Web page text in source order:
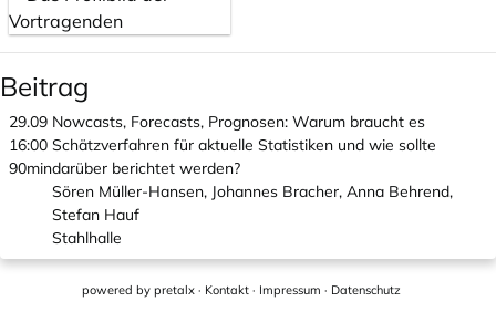
Beitrag
29.09
16:00
90min
Nowcasts, Forecasts, Prognosen: Warum braucht es
Schätzverfahren für aktuelle Statistiken und wie sollte
darüber berichtet werden?
Sören Müller-Hansen, Johannes Bracher, Anna Behrend,
Stefan Hauf
Stahlhalle
powered by pretalx · Kontakt · Impressum · Datenschutz